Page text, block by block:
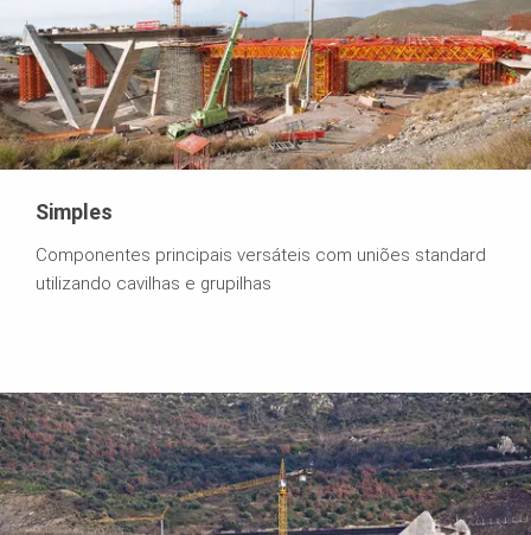
Simples
Componentes principais versáteis com uniões standard
utilizando cavilhas e grupilhas